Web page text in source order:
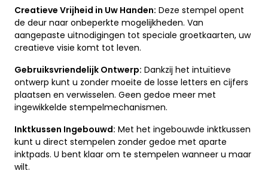
Creatieve Vrijheid in Uw Handen: Deze stempel opent
de deur naar onbeperkte mogelijkheden. Van
aangepaste uitnodigingen tot speciale groetkaarten, uw
creatieve visie komt tot leven.
Gebruiksvriendelijk Ontwerp: Dankzij het intuïtieve
ontwerp kunt u zonder moeite de losse letters en cijfers
plaatsen en verwisselen. Geen gedoe meer met
ingewikkelde stempelmechanismen.
Inktkussen Ingebouwd: Met het ingebouwde inktkussen
kunt u direct stempelen zonder gedoe met aparte
inktpads. U bent klaar om te stempelen wanneer u maar
wilt.